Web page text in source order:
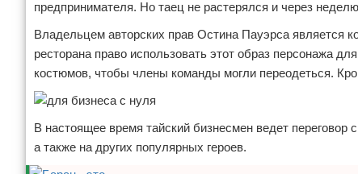
предпринимателя. Но таец не растерялся и через
Владельцем авторских прав Остина Пауэрса является
ресторана право использовать этот образ персонажа
костюмов, чтобы члены команды могли переодеться.
В настоящее время тайский бизнесмен ведет
а также на других популярных героев.